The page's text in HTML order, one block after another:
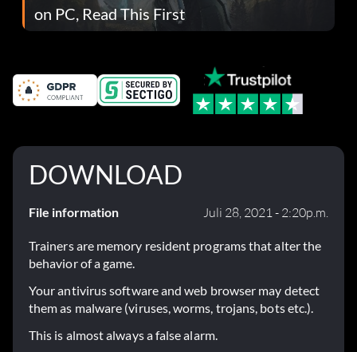
on PC, Read This First
DOWNLOAD
File information Juli 28, 2021 - 2:20p.m.
Trainers are memory resident programs that alter the
behavior of a game.
Your antivirus software and web browser may detect
them as malware (viruses, worms, trojans, bots etc.).
This is almost always a false alarm.